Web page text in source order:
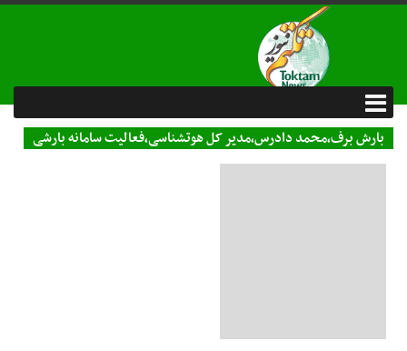
بارش برف،محمد دادرس،مدیر کل هوتشناسی،فعالیت سامانه بارشی